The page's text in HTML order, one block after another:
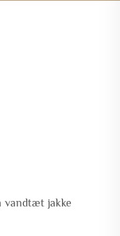
vandtæt jakke